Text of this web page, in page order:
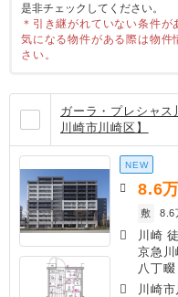
是非チェックしてください。
＊引き継がれていない条件が
気になる物件がある際は物件
さい。
ガーラ・プレシャ
川崎市川崎区】
NEW
8.6
敷
8.6
川崎
京急
八丁
川崎